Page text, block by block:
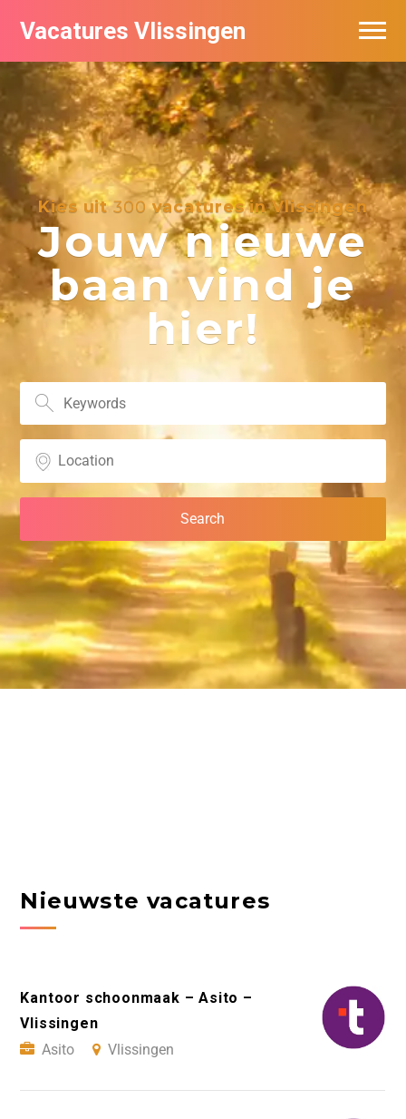
Vacatures Vlissingen
Kies uit300vacatures in Vlissingen
Jouw nieuwe
baan vind je
hier!
Nieuwste vacatures
Kantoor schoonmaak – Asito –
Vlissingen
Asito
Vlissingen